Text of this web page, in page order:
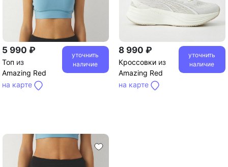
5 990 ₽
Топ из
Amazing Red
на карте
уточнить
наличие
8 990 ₽
Кроссовки из
Amazing Red
на карте
уточнить
наличие